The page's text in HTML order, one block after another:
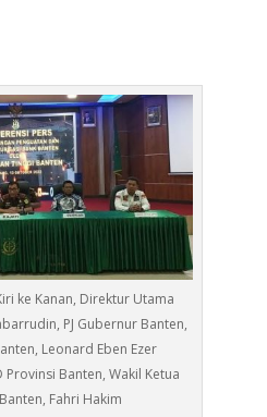
ke Kanan, Direktur Utama
PJ Gubernur Banten,
Leonard Eben Ezer
Provinsi Banten, Wakil Ketua
Fahri Hakim